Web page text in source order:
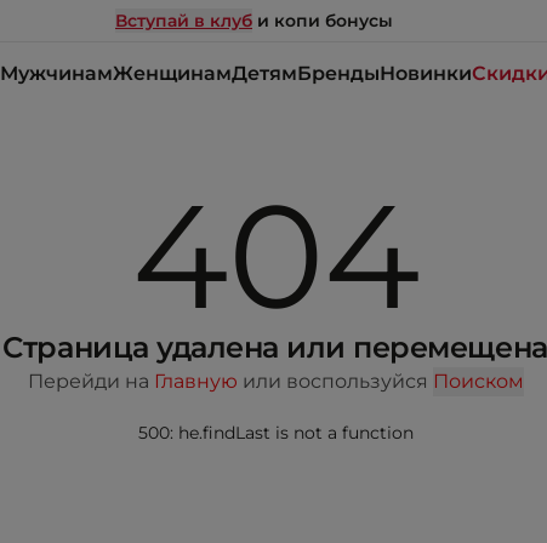
Вступай в клуб и копи бонусы
МужчинамЖенщинамДетямБрендыНовинки
404
Страница удалена или перемещена
Перейди на Главную или воспользуйся Поиском
500: he.findLast is not a function